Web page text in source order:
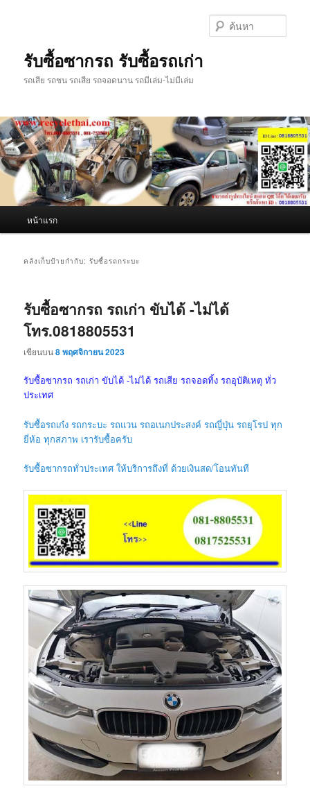
รับซื้อซากรถ รับซื้อรถเก่า
รถเสีย รถชน รถเสีย รถจอดนาน รถมีเล่ม-ไม่มีเล่ม
หน้าแรก
คลังเก็บป้ายกำกับ:รับซื้อรถกระบะ
รับซื้อซากรถ รถเก่า ขับได้ -ไม่ได้
โทร.0818805531
เขียนบน8 พฤศจิกายน 2023
รับซื้อซากรถ รถเก่า ขับได้ -ไม่ได้ รถเสีย รถจอดทิ้ง รถอุบัติเหตุ ทั่ว
ประเทศ
รับซื้อรถเก๋ง รถกระบะ รถแวน รถอเนกประสงค์ รถญี่ปุ่น รถยุโรป ทุก
ยี่ห้อ ทุกสภาพ เรารับซื้อครับ
รับซื้อซากรถทั่วประเทศ ให้บริการถึงที่ ด้วยเงินสด/โอนทันที